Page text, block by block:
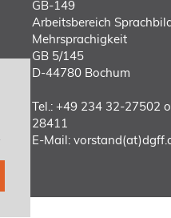
GB-149
Arbeitsbereich
Mehrsprachigkeit
GB 5/145
D-44780 Bochum
Tel.: +49 234 32-27502
28411
E-Mail: